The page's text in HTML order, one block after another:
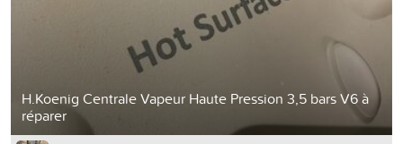
H.Koenig Centrale Vapeur Haute Pression 3,5 bars V6 à
réparer